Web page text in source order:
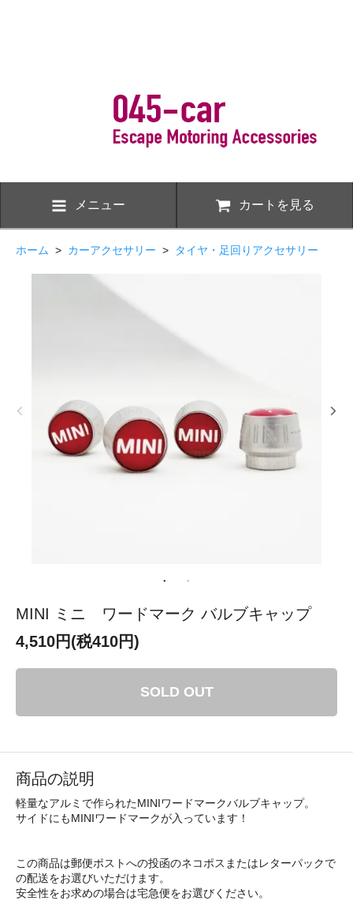
メニュー カートを見る
ホーム > カーアクセサリー > タイヤ・足回りアクセサリー
MINI ミニ ワードマーク バルブキャップ
4,510円(税410円)
SOLD OUT
商品の説明
軽量なアルミで作られたMINIワードマークバルブキャップ。
サイドにもMINIワードマークが入っています！
この商品は郵便ポストへの投函のネコポスまたはレターパックで
の配送をお選びいただけます。
安全性をお求めの場合は宅急便をお選びください。